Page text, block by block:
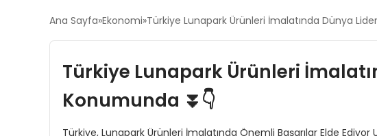
Ana Sayfa Ekonomi Türkiye Lunapark Ürünleri İmalatında Dünya
Türkiye Lunapark Ürünleri
Konumunda ⏬👇
Türkiye, Lunapark Ürünleri İmalatında Önemli Başarılar Elde